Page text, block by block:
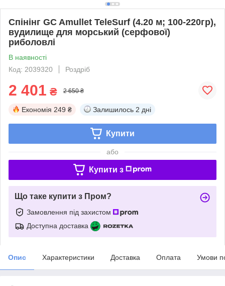
Спінінг GC Amullet TeleSurf (4.20 м; 100-220гр),
вудилище для морський (серфової)
риболовлі
В наявності
Код: 2039320
Роздріб
2 401 ₴ 2 650 ₴
Економія 249 ₴ Залишилось 2 дні
Купити
або
Купити з
Що таке купити з Пром?
Замовлення під захистом
Доступна доставка
Опис Характеристики Доставка Оплата Умови